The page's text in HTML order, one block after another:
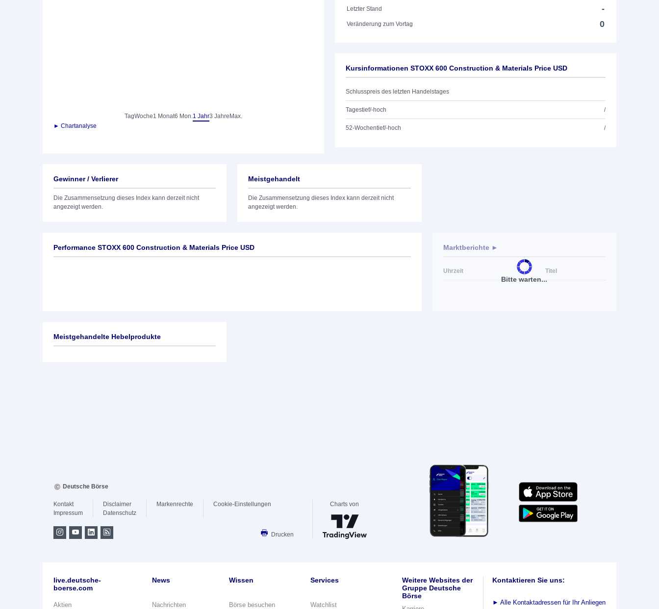
TagWoche1 Monat6 Mon.1 Jahr3 Jahre Max.
► Chartanalyse
Letzter Stand
-
Veränderung zum Vortag 0
Kursinformationen STOXX 600 Construction & Materials Price USD
Schlusspreis des letzten Handelstages
Tagestief/-hoch /
52-Wochentief/-hoch /
Gewinner / Verlierer
Die Zusammensetzung dieses Index kann derzeit nicht
angezeigt werden.
Meistgehandelt
Die Zusammensetzung dieses Index kann derzeit nicht
angezeigt werden.
Performance STOXX 600 Construction & Materials Price USD
Bitte warten...
Marktberichte ►
Uhrzeit Titel
Meistgehandelte Hebelprodukte
Deutsche Börse
Kontakt
Impressum
Disclaimer
Datenschutz
Markenrechte Cookie-Einstellungen
Drucken
Charts von
live.deutsche-
boerse.com
Aktien
News
Nachrichten
Wissen
Börse besuchen
Services
Watchlist
Weitere Websites der
Gruppe Deutsche
Börse
Kontaktieren Sie uns:
► Alle Kontaktadressen für Ihr Anliegen